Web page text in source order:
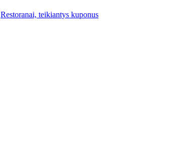
Restoranai, teikiantys kuponus